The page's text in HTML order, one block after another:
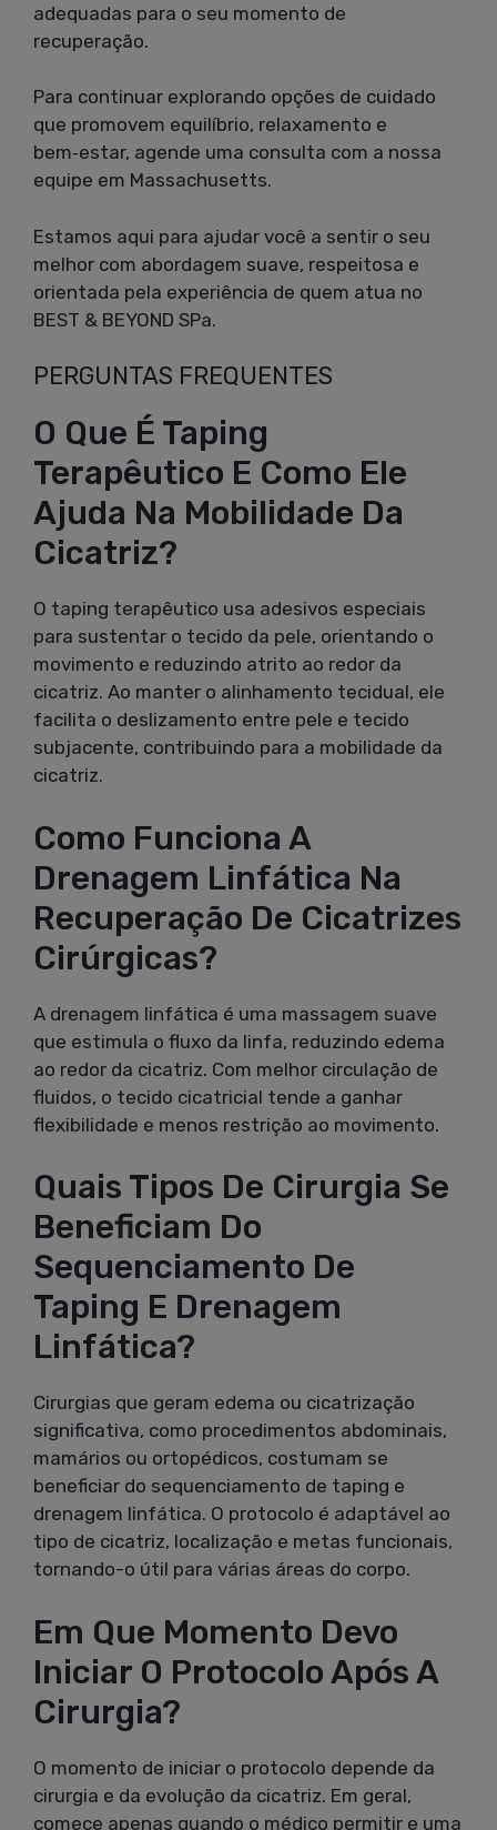
adequadas para o seu momento de
recuperação.
Para continuar explorando opções de cuidado
que promovem equilíbrio, relaxamento e
bem‑estar, agende uma consulta com a nossa
equipe em Massachusetts.
Estamos aqui para ajudar você a sentir o seu
melhor com abordagem suave, respeitosa e
orientada pela experiência de quem atua no
BEST & BEYOND SPa.
PERGUNTAS FREQUENTES
O Que É Taping
Terapêutico E Como Ele
Ajuda Na Mobilidade Da
Cicatriz?
O taping terapêutico usa adesivos especiais
para sustentar o tecido da pele, orientando o
movimento e reduzindo atrito ao redor da
cicatriz. Ao manter o alinhamento tecidual, ele
facilita o deslizamento entre pele e tecido
subjacente, contribuindo para a mobilidade da
cicatriz.
Como Funciona A
Drenagem Linfática Na
Recuperação De Cicatrizes
Cirúrgicas?
A drenagem linfática é uma massagem suave
que estimula o fluxo da linfa, reduzindo edema
ao redor da cicatriz. Com melhor circulação de
fluidos, o tecido cicatricial tende a ganhar
flexibilidade e menos restrição ao movimento.
Quais Tipos De Cirurgia Se
Beneficiam Do
Sequenciamento De
Taping E Drenagem
Linfática?
Cirurgias que geram edema ou cicatrização
significativa, como procedimentos abdominais,
mamários ou ortopédicos, costumam se
beneficiar do sequenciamento de taping e
drenagem linfática. O protocolo é adaptável ao
tipo de cicatriz, localização e metas funcionais,
tornando-o útil para várias áreas do corpo.
Em Que Momento Devo
Iniciar O Protocolo Após A
Cirurgia?
O momento de iniciar o protocolo depende da
cirurgia e da evolução da cicatriz. Em geral,
comece apenas quando o médico permitir e uma